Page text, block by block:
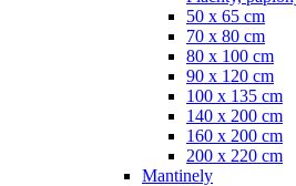
50 x 65 cm
70 x 80 cm
80 x 100 cm
90 x 120 cm
100 x 135 cm
140 x 200 cm
160 x 200 cm
200 x 220 cm
Mantinely